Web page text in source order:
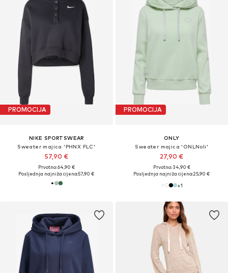
PROMOCIJA
NIKE SPORTSWEAR
Sweater majica 'PHNX FLC'
57,90 €
Prvotno: 64,90 €
Posljednja najniža cijena:57,90 €
PROMOCIJA
ONLY
Sweater majica 'ONLNoli'
27,90 €
Prvotno: 34,90 €
Posljednja najniža cijena:25,90 €
+1